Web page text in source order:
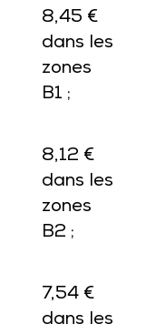
8,45 €
dans les
zones
B1 ;
8,12 €
dans les
zones
B2 ;
7,54 €
dans les